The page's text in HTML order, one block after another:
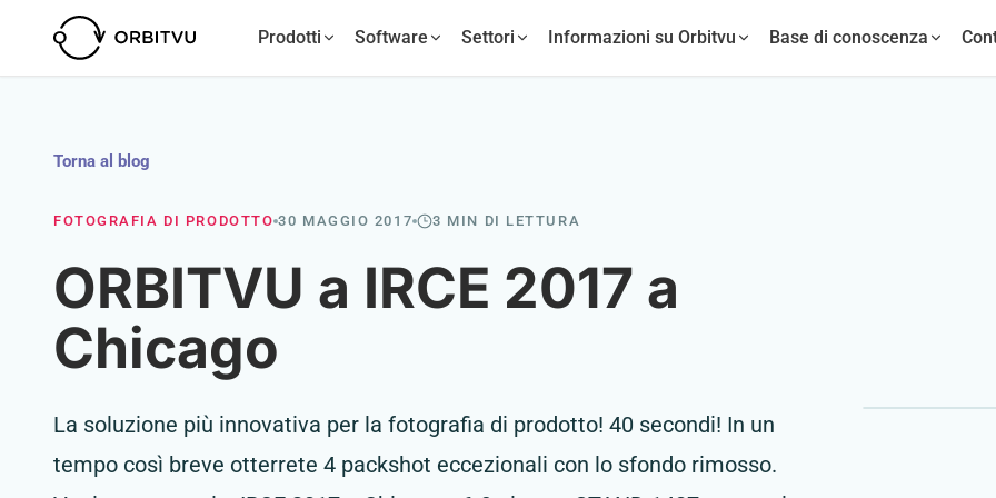
Prodotti Software Settori Informazioni su Orbitvu Base di conoscenza
Torna al blog
FOTOGRAFIA DI PRODOTTO 30 MAGGIO 2017 3 MIN DI LETTURA
ORBITVU a IRCE 2017 a
Chicago
La soluzione più innovativa per la fotografia di prodotto! 40 secondi! In un
tempo così breve otterrete 4 packshot eccezionali con lo sfondo rimosso.